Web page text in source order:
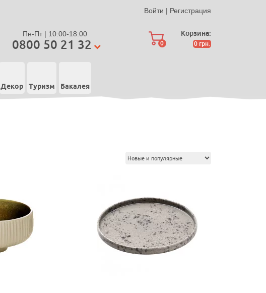
Войти | Регистрация
Пн-Пт | 10:00-18:00
0800 50 21 32 0
Корзина:
0 грн.
Декор Туризм Бакалея